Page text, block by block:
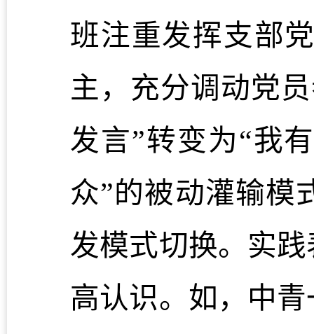
班注重发挥支部
主，充分调动党
发言”转变为“我
众”的被动灌输模
发模式切换。 实
高认识。如，中